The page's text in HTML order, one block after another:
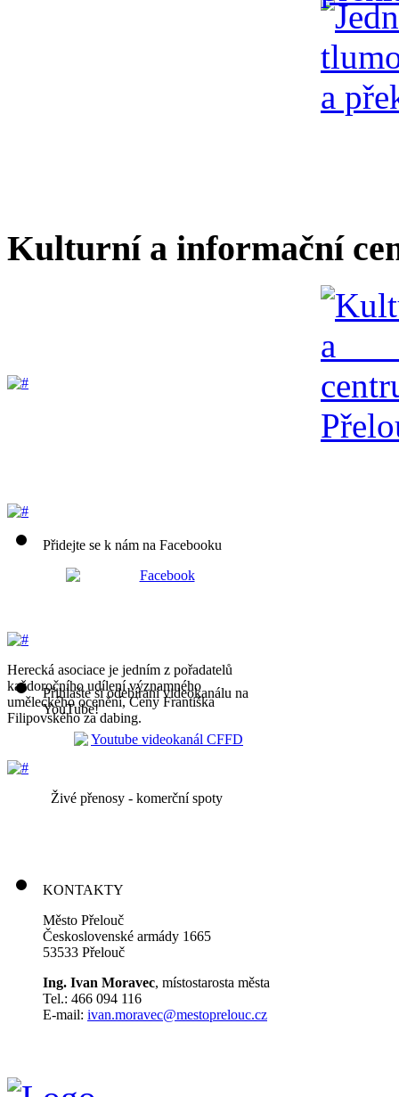
Kulturní a informační
Herecká asociace je jedním z pořadatelů
každoročního udílení významného
uměleckého ocenění, Ceny Františka
Filipovského za dabing.
Živé přenosy - komerční spoty
Přidejte se k nám na Facebooku
Přihlašte si odebíraní videokanálu na
YouTube!
KONTAKTY
Město Přelouč
Československé armády 1665
53533 Přelouč
Ing. Ivan Moravec, místostarosta města
Tel.: 466 094 116
E-mail: ivan.moravec@mestoprelouc.cz